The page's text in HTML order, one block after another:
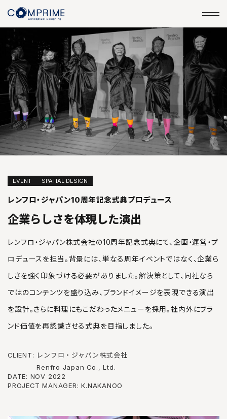
EVENT SPATIAL DESIGN
レンフロ・ジャパン10周年記念式典プロデュース
企業らしさを体現した演出
レンフロ・ジャパン株式会社の10周年記念式典にて、企画・運営・プ
ロデュースを担当。背景には、単なる周年イベントではなく、企業ら
しさを強く印象づける必要がありました。解決策として、同社なら
ではのコンテンツを盛り込み、ブランドイメージを表現できる演出
を設計。さらに料理にもこだわったメニューを採用。社内外にブラ
ンド価値を再認識させる式典を目指しました。
CLIENT: レンフロ・ジャパン株式会社
Renfro Japan Co., Ltd.
DATE: NOV 2022
PROJECT MANAGER: K.NAKANOO